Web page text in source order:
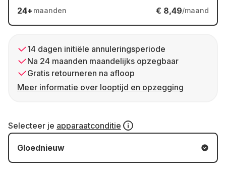
24+ maanden € 8,49/maand
14 dagen initiële annuleringsperiode
Na 24 maanden maandelijks opzegbaar
Gratis retourneren na afloop
Meer informatie over looptijd en opzegging
Selecteer je apparaatconditie
Gloednieuw